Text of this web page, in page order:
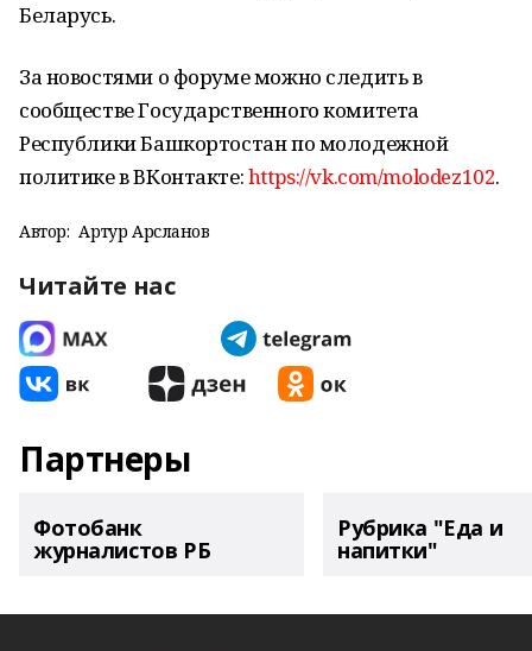
Беларусь.
За новостями о форуме можно следить в
сообществе Государственного комитета
Республики Башкортостан по молодежной
политике в ВКонтакте:https://vk.com/molodez102.
Автор: Артур Арсланов
Читайте нас
Партнеры
Фотобанк
журналистов РБ
Рубрика "Еда и
напитки"